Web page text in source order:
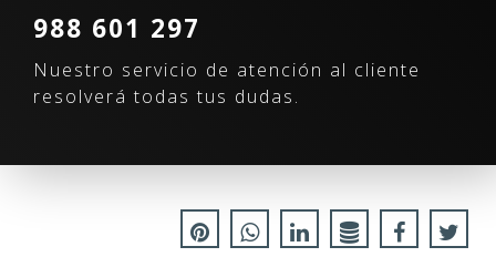
988 601 297
Nuestro servicio de atención al cliente
resolverá todas tus dudas.